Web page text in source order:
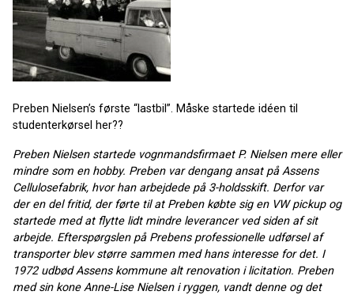
Preben Nielsen’s første “lastbil”. Måske startede idéen til
studenterkørsel her??
Preben Nielsen startede vognmandsfirmaet P. Nielsen mere eller
mindre som en hobby. Preben var dengang ansat på Assens
Cellulosefabrik, hvor han arbejdede på 3-holdsskift. Derfor var
der en del fritid, der førte til at Preben købte sig en VW pickup og
startede med at flytte lidt mindre leverancer ved siden af sit
arbejde. Efterspørgslen på Prebens professionelle udførsel af
transporter blev større sammen med hans interesse for det. I
1972 udbød Assens kommune alt renovation i licitation. Preben
med sin kone Anne-Lise Nielsen i ryggen, vandt denne og det